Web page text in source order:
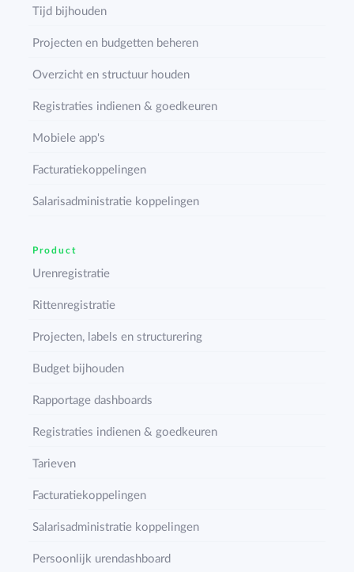
Tijd bijhouden
Projecten en budgetten beheren
Overzicht en structuur houden
Registraties indienen & goedkeuren
Mobiele app's
Facturatiekoppelingen
Salarisadministratie koppelingen
Product
Urenregistratie
Rittenregistratie
Projecten, labels en structurering
Budget bijhouden
Rapportage dashboards
Registraties indienen & goedkeuren
Tarieven
Facturatiekoppelingen
Salarisadministratie koppelingen
Persoonlijk urendashboard